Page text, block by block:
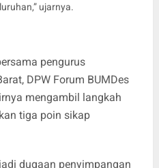
ujarnya.
pengurus
DPW Forum BUMDes
mengambil langkah
tiga poin sikap
dugaan penyimpangan